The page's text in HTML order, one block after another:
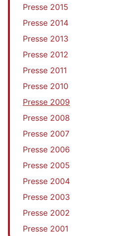
Presse 2015
Presse 2014
Presse 2013
Presse 2012
Presse 2011
Presse 2010
Presse 2009
Presse 2008
Presse 2007
Presse 2006
Presse 2005
Presse 2004
Presse 2003
Presse 2002
Presse 2001